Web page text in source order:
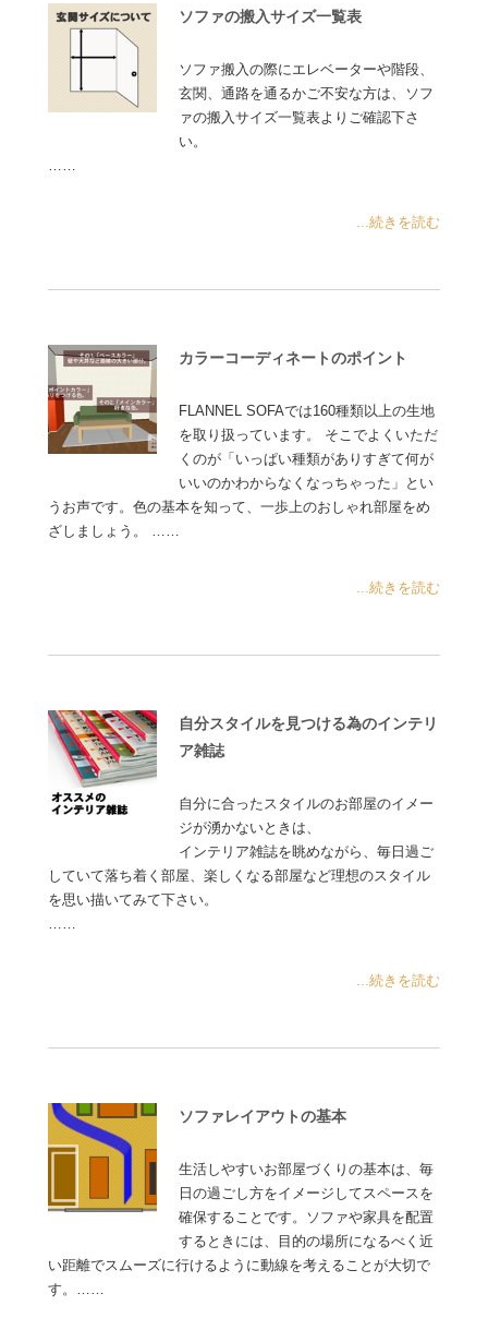
ソファの搬入サイズ一覧表
ソファ搬入の際にエレベーターや階段、
玄関、通路を通るかご不安な方は、ソフ
ァの搬入サイズ一覧表よりご確認下さ
い。
...続きを読む
カラーコーディネートのポイント
FLANNEL SOFAでは160種類以上の生地
を取り扱っています。 そこでよくいただ
くのが「いっぱい種類がありすぎて何が
いいのかわからなくなっちゃった」とい
うお声です。色の基本を知って、一歩上のおしゃれ部屋をめ
ざしましょう。 ……
...続きを読む
自分スタイルを見つける為のインテリ
ア雑誌
自分に合ったスタイルのお部屋のイメー
ジが湧かないときは、
インテリア雑誌を眺めながら、毎日過ご
していて落ち着く部屋、楽しくなる部屋など理想のスタイル
を思い描いてみて下さい。
……
...続きを読む
ソファレイアウトの基本
生活しやすいお部屋づくりの基本は、毎
日の過ごし方をイメージしてスペースを
確保することです。ソファや家具を配置
するときには、目的の場所になるべく近
い距離でスムーズに行けるように動線を考えることが大切で
す。……